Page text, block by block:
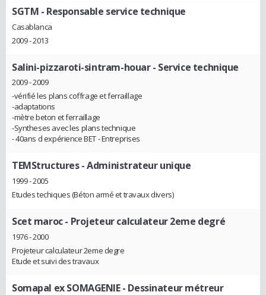
SGTM - Responsable service technique
Casablanca
2009 - 2013
Salini-pizzaroti-sintram-houar- Service technique
2009 - 2009
-vérifié les plans coffrage et ferraillage
-adaptations
-mètre beton et ferraillage
-Syntheses avec les plans technique
- 40ans d expérience BET - Entreprises
TEMStructures- Administrateur unique
1999 - 2005
Etudes techiques (Béton armé et travaux divers)
Scet maroc- Projeteur calculateur 2eme degré
1976 - 2000
Projeteur calculateur 2eme degre
Etude et suivi des travaux
Somapal ex SOMAGENIE- Dessinateur métreur